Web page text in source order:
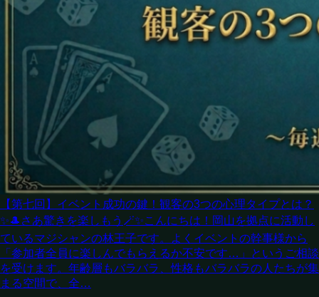
【第七回】イベント成功の鍵！観客の3つの心理タイプとは？
✨🎩さあ驚きを楽しもう🪄✨こんにちは！岡山を拠点に活動し
ているマジシャンの林王子です。よくイベントの幹事様から
「参加者全員に楽しんでもらえるか不安です…」というご相談
を受けます。年齢層もバラバラ、性格もバラバラの人たちが集
まる空間で、全…